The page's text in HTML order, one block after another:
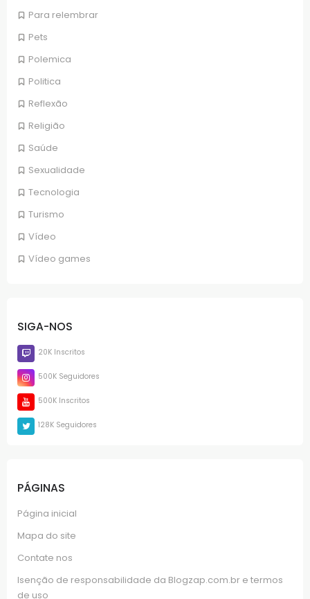
Para relembrar
Pets
Polemica
Politica
Reflexão
Religião
Saúde
Sexualidade
Tecnologia
Turismo
Vídeo
Vídeo games
SIGA-NOS
20K Inscritos
500K Seguidores
500K Inscritos
128K Seguidores
PÁGINAS
Página inicial
Mapa do site
Contate nos
Isenção de responsabilidade da Blogzap.com.br e termos
de uso